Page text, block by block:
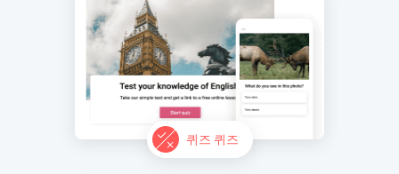
퀴즈 퀴즈